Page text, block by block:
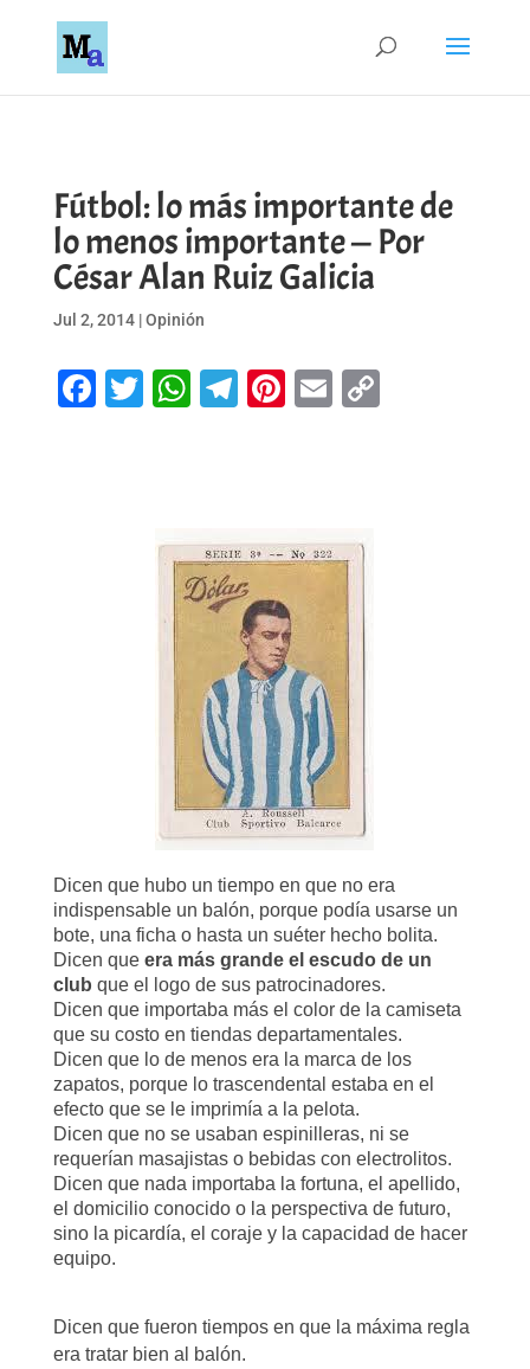
Fútbol: lo más importante de
lo menos importante — Por
César Alan Ruiz Galicia
Jul 2, 2014|Opinión
Facebook
Twitter
WhatsApp
Telegram
Pinterest
EmailCopy
Dicen que hubo un tiempo en que no era
indispensable un balón, porque podía usarse un
bote, una ficha o hasta un suéter hecho bolita.
Dicen que era más grande el escudo de un
club que el logo de sus patrocinadores.
Dicen que importaba más el color de la camiseta
que su costo en tiendas departamentales.
Dicen que lo de menos era la marca de los
zapatos, porque lo trascendental estaba en el
efecto que se le imprimía a la pelota.
Dicen que no se usaban espinilleras, ni se
requerían masajistas o bebidas con electrolitos.
Dicen que nada importaba la fortuna, el apellido,
el domicilio conocido o la perspectiva de futuro,
sino la picardía, el coraje y la capacidad de hacer
equipo.
Dicen que fueron tiempos en que la máxima regla
era tratar bien al balón.